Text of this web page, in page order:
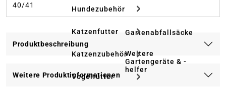
Hundezubehör
Katzenfutter
Katzenzubehör
Vogelfutter
Gartenabfallsäcke
Weitere
Gartengeräte & -
helfer
40/41
Produktbeschreibung
Weitere Produktinformationen